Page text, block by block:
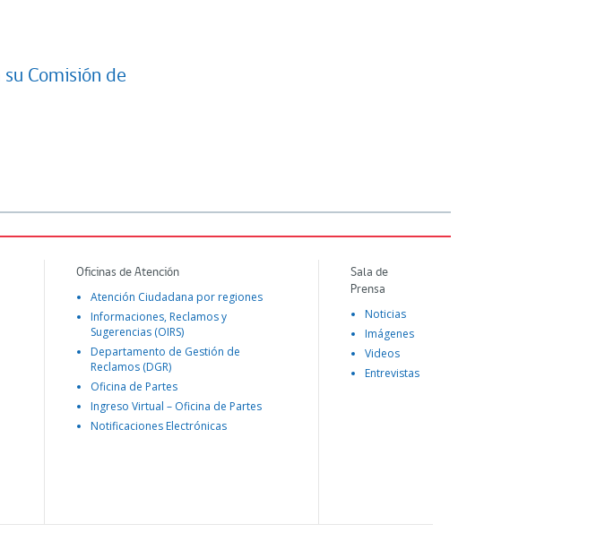
su Comisión de
Oficinas de Atención
Atención Ciudadana por regiones
Informaciones, Reclamos y
Sugerencias (OIRS)
Departamento de Gestión de
Reclamos (DGR)
Oficina de Partes
Ingreso Virtual – Oficina de Partes
Notificaciones Electrónicas
Sala de
Prensa
Noticias
Imágenes
Videos
Entrevistas